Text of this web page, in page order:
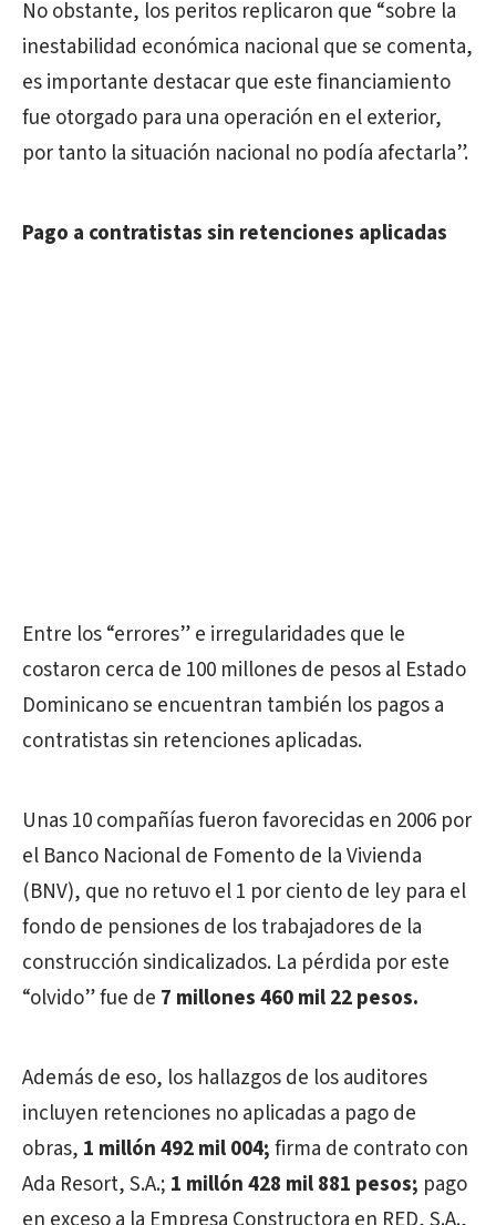
No obstante, los peritos replicaron que “sobre la
inestabilidad económica nacional que se comenta,
es importante destacar que este financiamiento
fue otorgado para una operación en el exterior,
por tanto la situación nacional no podía afectarla”.
Pago a contratistas sin retenciones aplicadas
Entre los “errores” e irregularidades que le
costaron cerca de 100 millones de pesos al Estado
Dominicano se encuentran también los pagos a
contratistas sin retenciones aplicadas.
Unas 10 compañías fueron favorecidas en 2006 por
el Banco Nacional de Fomento de la Vivienda
(BNV), que no retuvo el 1 por ciento de ley para el
fondo de pensiones de los trabajadores de la
construcción sindicalizados. La pérdida por este
“olvido” fue de 7 millones 460 mil 22 pesos.
Además de eso, los hallazgos de los auditores
incluyen retenciones no aplicadas a pago de
obras, 1 millón 492 mil 004;firma de contrato con
Ada Resort, S.A.; 1 millón 428 mil 881 pesos; pago